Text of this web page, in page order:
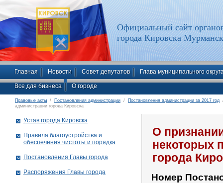
Официальный сайт
города Кировска
Главная Новости Совет депутатов Глава муниципального
Все для бизнеса О городе
Правовые акты / Постановления администрации / Постановления администрации за 2017 год
администрации города Кировска
О
некоторых
города
Номер
Устав города Кировска
Правила благоустройства и
обеспечения чистоты и порядка
Постановления Главы города
Распоряжения Главы города